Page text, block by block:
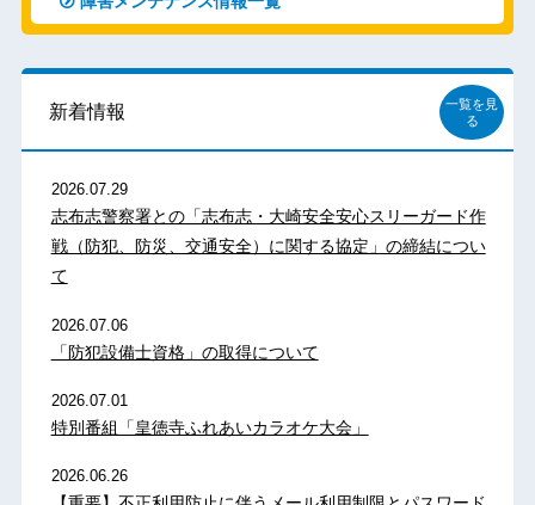
新着情報
一覧を見
る
2026.07.29
志布志警察署との「志布志・大崎安全安心スリーガード作
戦（防犯、防災、交通安全）に関する協定」の締結につい
て
2026.07.06
「防犯設備士資格」の取得について
2026.07.01
特別番組「皇徳寺ふれあいカラオケ大会」
2026.06.26